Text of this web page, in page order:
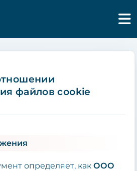
файлов cookie
определяет, какООО